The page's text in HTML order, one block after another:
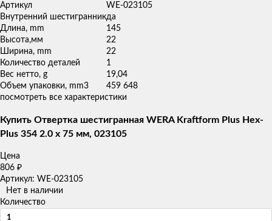
Артикул
WE-023105
Внутренний шестигранникда
Длина, mm
145
Высота,мм
22
Ширина, mm
22
Количество деталей
1
Вес нетто, g
19,04
Объем упаковки, mm3
459 648
посмотреть все характеристики
Купить Отвертка шестигранная WERA Kraftform Plus Hex-
Plus 354 2.0 x 75 мм, 023105
Цена
806 ₽
Артикул: WE-023105
Нет в наличии
Количество